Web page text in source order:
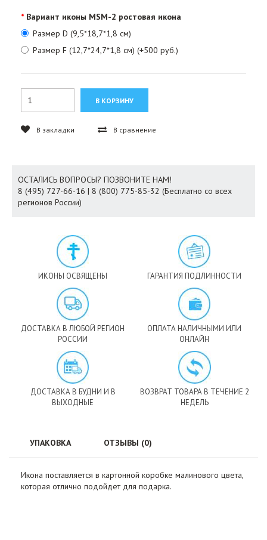
Вариант иконы MSM-2 ростовая икона
Размер D (9,5*18,7*1,8 см)
Размер F (12,7*24,7*1,8 см) (+500 руб.)
В закладки В сравнение
ОСТАЛИСЬ ВОПРОСЫ? ПОЗВОНИТЕ НАМ!
8 (495) 727-66-16 | 8 (800) 775-85-32 (Бесплатно со всех
регионов России)
ИКОНЫ ОСВЯЩЕНЫ ГАРАНТИЯ ПОДЛИННОСТИ
ДОСТАВКА В ЛЮБОЙ РЕГИОН
РОССИИ
ОПЛАТА НАЛИЧНЫМИ ИЛИ
ОНЛАЙН
ДОСТАВКА В БУДНИ И В
ВЫХОДНЫЕ
ВОЗВРАТ ТОВАРА В ТЕЧЕНИЕ 2
НЕДЕЛЬ
УПАКОВКА ОТЗЫВЫ (0)
Икона поставляется в картонной коробке малинового цвета,
которая отлично подойдет для подарка.